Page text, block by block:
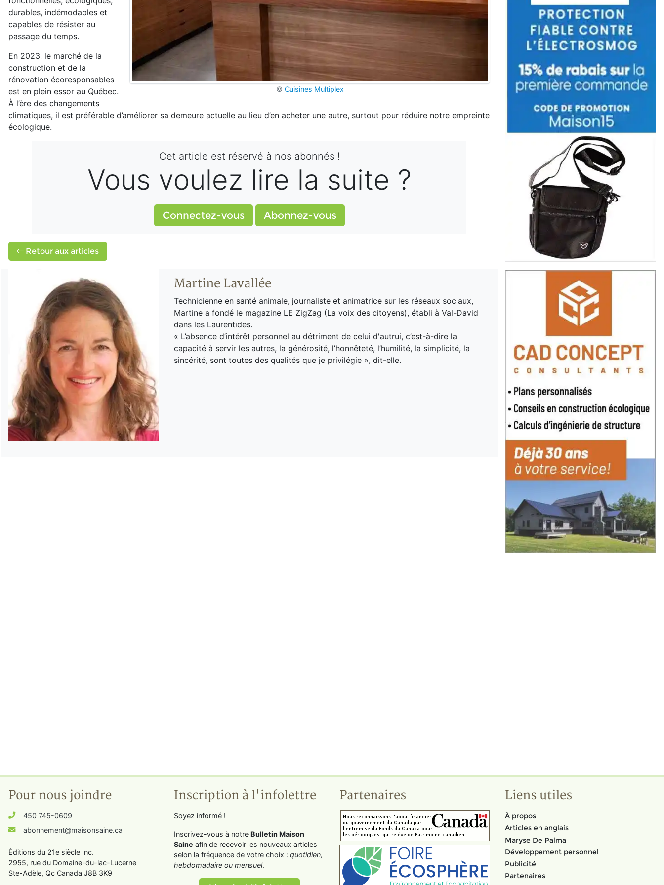
© Cuisines Multiplex
durables, indémodables et
capables de résister au
passage du temps.
En 2023, le marché de la
construction et de la
rénovation écoresponsables
est en plein essor au Québec.
À l’ère des changements
climatiques, il est préférable d’améliorer sa demeure actuelle au lieu d’en acheter une autre, surtout pour réduire notre empreinte
écologique.
Cet article est réservé à nos abonnés !
Vous voulez lire la suite ?
Connectez-vous Abonnez-vous
Retour aux articles
Martine Lavallée
Technicienne en santé animale, journaliste et animatrice sur les réseaux sociaux,
Martine a fondé le magazine LE ZigZag (La voix des citoyens), établi à Val-David
dans les Laurentides.
« L’absence d’intérêt personnel au détriment de celui d'autrui, c’est-à-dire la
capacité à servir les autres, la générosité, l’honnêteté, l’humilité, la simplicité, la
sincérité, sont toutes des qualités que je privilégie », dit-elle.
Pour nous joindre
450 745-0609
abonnement@maisonsaine.ca
Éditions du 21e siècle Inc.
2955, rue du Domaine-du-lac-Lucerne
Ste-Adèle, Qc Canada J8B 3K9
Inscription à l'infolettre
Soyez informé !
Inscrivez-vous à notre Bulletin Maison
Saine afin de recevoir les nouveaux articles
selon la fréquence de votre choix : quotidien,
hebdomadaire ou mensuel.
Partenaires Liens utiles
À propos
Articles en anglais
Maryse De Palma
Développement personnel
Publicité
Partenaires